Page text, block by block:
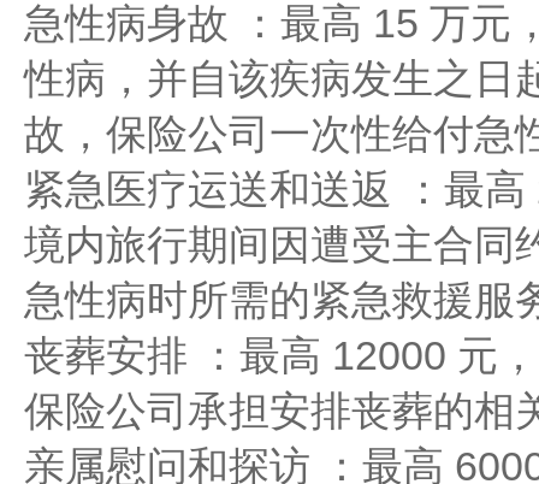
急性病身故 ：最高 15 万元
性病，并自该疾病发生之日
故，保险公司一次性给付急
紧急医疗运送和送返 ：最
境内旅行期间因遭受主合同
急性病时所需的紧急救援服
丧葬安排 ：最高 12000 元
保险公司承担安排丧葬的相
亲属慰问和探访 ：最高